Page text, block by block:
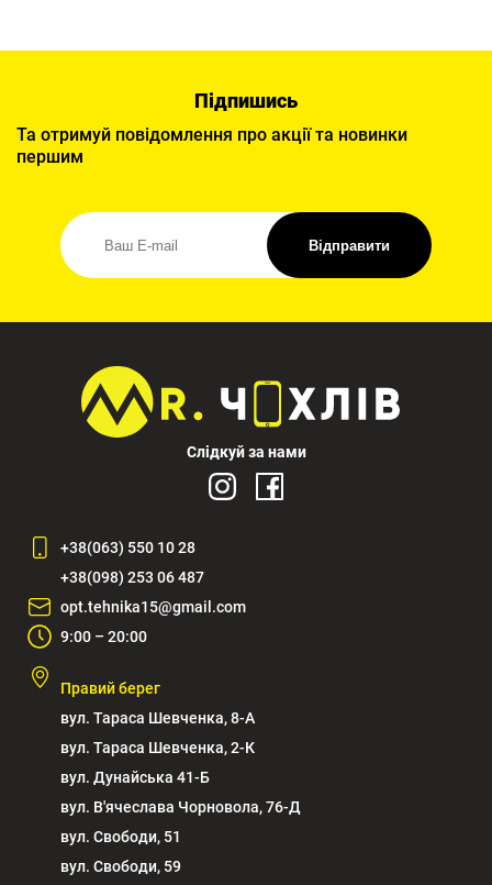
Підпишись
Та отримуй повідомлення про акції та новинки
першим
Відправити
Слідкуй за нами
+38(063) 550 10 28
+38(098) 253 06 487
opt.tehnika15@gmail.com
9:00 – 20:00
Правий берег
вул. Тараса Шевченка, 8-А
вул. Тараса Шевченка, 2-К
вул. Дунайська 41-Б
вул. В'ячеслава Чорновола, 76-Д
вул. Свободи, 51
вул. Свободи, 59